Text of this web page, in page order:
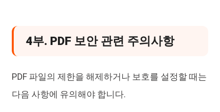
4부. PDF 보안 관련 주의사항
PDF 파일의 제한을 해제하거나 보호를 설정할 때는
다음 사항에 유의해야 합니다.